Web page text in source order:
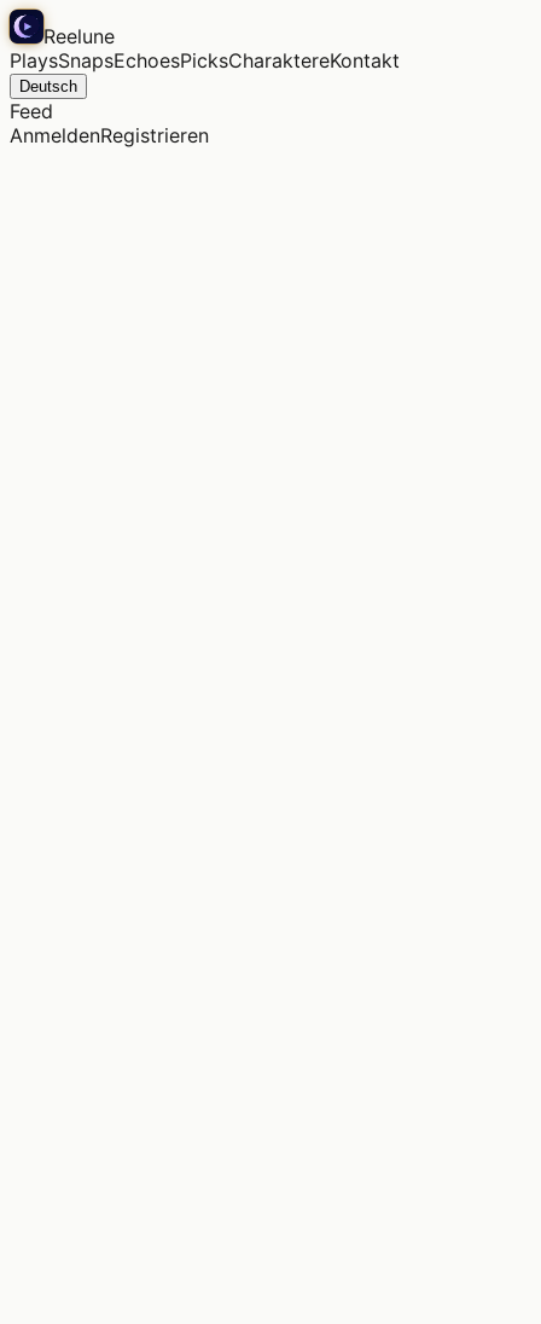
Reelune
PlaysSnapsEchoesPicksCharaktereKontakt
Deutsch
Feed
AnmeldenRegistrieren